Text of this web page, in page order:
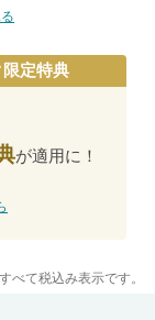
定特典
が適用に！
べて税込み表示です。